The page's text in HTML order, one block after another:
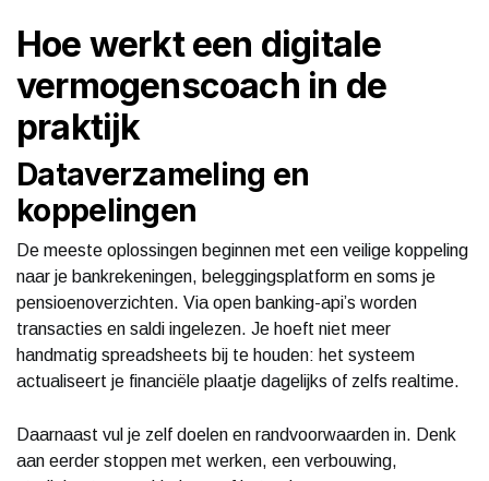
Hoe werkt een digitale
vermogenscoach in de
praktijk
Dataverzameling en
koppelingen
De meeste oplossingen beginnen met een veilige koppeling
naar je bankrekeningen, beleggingsplatform en soms je
pensioenoverzichten. Via open banking-api’s worden
transacties en saldi ingelezen. Je hoeft niet meer
handmatig spreadsheets bij te houden: het systeem
actualiseert je financiële plaatje dagelijks of zelfs realtime.
Daarnaast vul je zelf doelen en randvoorwaarden in. Denk
aan eerder stoppen met werken, een verbouwing,